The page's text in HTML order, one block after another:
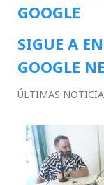
GOOGLE
SIGUE A
GOOGLE
ÚLTIMAS